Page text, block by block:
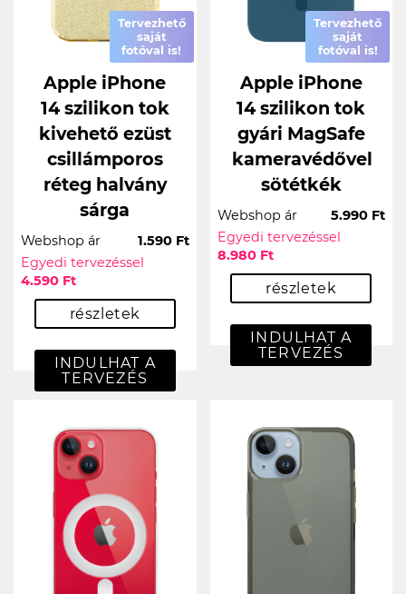
Tervezhető
saját
fotóval is!
Apple iPhone
14 szilikon tok
kivehető ezüst
csillámporos
réteg halvány
sárga
Webshop ár
1.590 Ft
Egyedi tervezéssel
4.590 Ft
részletek
INDULHAT A
TERVEZÉS
Tervezhető
saját
fotóval is!
Apple iPhone
14 szilikon tok
gyári MagSafe
kameravédővel
sötétkék
Webshop ár
5.990 Ft
Egyedi tervezéssel
8.980 Ft
részletek
INDULHAT A
TERVEZÉS